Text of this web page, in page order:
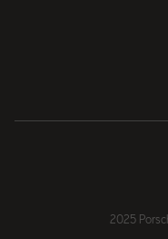
2025